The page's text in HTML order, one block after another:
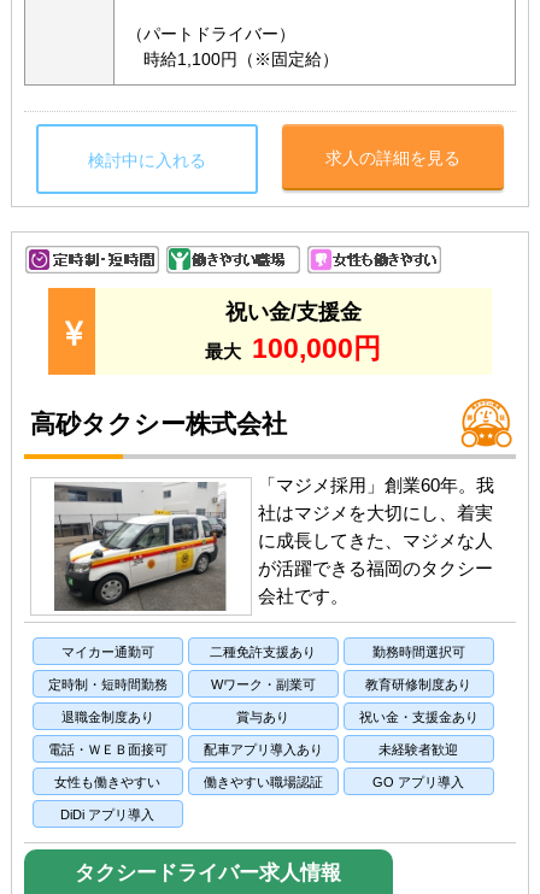
（パートドライバー）
時給1,100円（※固定給）
検討中に入れる 求人の詳細を見る
祝い金/支援金
最大 100,000円
高砂タクシー株式会社
「マジメ採用」創業60年。我
社はマジメを大切にし、着実
に成長してきた、マジメな人
が活躍できる福岡のタクシー
会社です。
マイカー通勤可 二種免許支援あり 勤務時間選択可
定時制・短時間勤務 Wワーク・副業可 教育研修制度あり
退職金制度あり 賞与あり 祝い金・支援金あり
電話・ＷＥＢ面接可 配車アプリ導入あり 未経験者歓迎
女性も働きやすい 働きやすい職場認証 GO アプリ導入
DiDi アプリ導入
タクシードライバー求人情報